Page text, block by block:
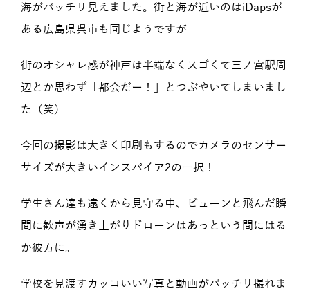
海がバッチリ見えました。街と海が近いのはiDapsが
ある広島県呉市も同じようですが
街のオシャレ感が神戸は半端なくスゴくて三ノ宮駅周
辺とか思わず「都会だー！」とつぶやいてしまいまし
た（笑）
今回の撮影は大きく印刷もするのでカメラのセンサー
サイズが大きいインスパイア2の一択！
学生さん達も遠くから見守る中、ビューンと飛んだ瞬
間に歓声が湧き上がりドローンはあっという間にはる
か彼方に。
学校を見渡すカッコいい写真と動画がバッチリ撮れま